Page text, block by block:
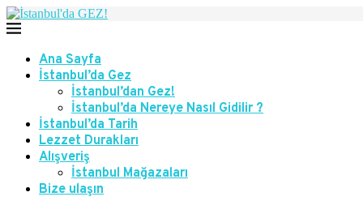
Ana Sayfa
İstanbul’da Gez
İstanbul’dan Gez!
İstanbul’da Nereye Nasıl Gidilir ?
İstanbul’da Tarih
Lezzet Durakları
Alışveriş
İstanbul Mağazaları
Bize ulaşın